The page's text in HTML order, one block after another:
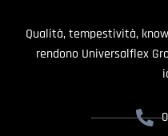
Qualità, tempestività,
rendono Universalflex